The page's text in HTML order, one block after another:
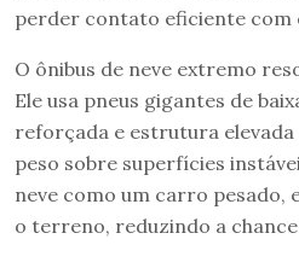
perder contato eficiente com
O ônibus de neve extremo
Ele usa pneus gigantes de
reforçada e estrutura
peso sobre superfícies
neve como um carro pesado,
o terreno, reduzindo a